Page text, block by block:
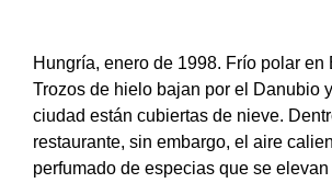
Hungría, enero de 1998. Frío polar en
Trozos de hielo bajan por el Danubio
ciudad están cubiertas de nieve.
restaurante, sin embargo, el aire
perfumado de especias que se